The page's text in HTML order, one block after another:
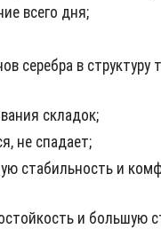
всего дня;
серебра в структуру
складок;
не спадает;
стабильность и
и большую